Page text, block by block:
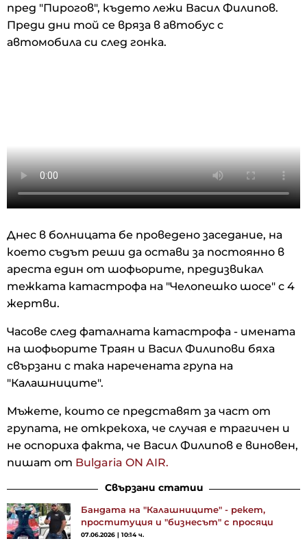
пред "Пирогов", където лежи Васил Филипов.
Преди дни той се вряза в автобус с
автомобила си след гонка.
Днес в болницата бе проведено заседание, на
което съдът реши да остави за постоянно в
ареста един от шофьорите, предизвикал
тежката катастрофа на "Челопешко шосе" с 4
жертви.
Часове след фаталната катастрофа - имената
на шофьорите Траян и Васил Филипови бяха
свързани с така наречената група на
"Калашниците".
Мъжете, които се представят за част от
групата, не открекоха, че случая е трагичен и
не оспориха факта, че Васил Филипов е виновен,
пишат от Bulgaria ON AIR.
Свързани статии
Бандата на "Калашниците" - рекет,
проституция и "бизнесът" с просяци
07.06.2026 | 10:14 ч.